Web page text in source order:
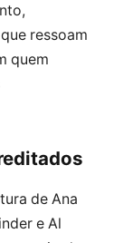
ressoam
quem
de Ana
e Al